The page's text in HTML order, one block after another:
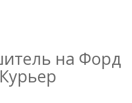
на Форд